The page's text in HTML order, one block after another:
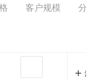
客户规模 分